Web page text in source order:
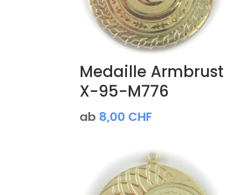
Medaille Armbrust
X-95-M776
ab 8,00 CHF